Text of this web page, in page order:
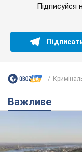
чому її боялася
розповідають у
Державним символом
Олександру